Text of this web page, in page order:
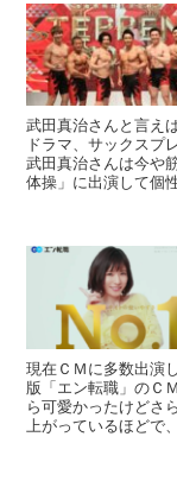
武田真治さんと言え
ドラマ、サックスプ
武田真治さんは今や
体操」に出演して個
現在ＣＭに多数出演
版「エン転職」のＣ
ら可愛かったけどさ
上がっているほどで